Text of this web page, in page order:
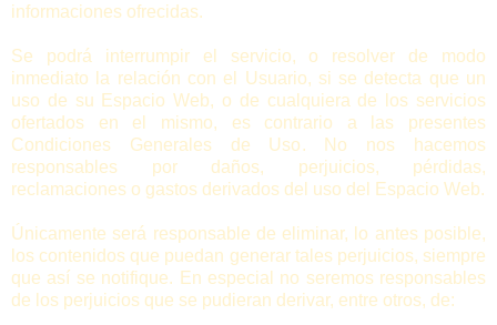
informaciones ofrecidas.
Se podrá interrumpir el servicio, o resolver de modo
inmediato la relación con el Usuario, si se detecta que un
uso de su Espacio Web, o de cualquiera de los servicios
ofertados en el mismo, es contrario a las presentes
Condiciones Generales de Uso. No nos hacemos
responsables por daños, perjuicios, pérdidas,
reclamaciones o gastos derivados del uso del Espacio Web.
Únicamente será responsable de eliminar, lo antes posible,
los contenidos que puedan generar tales perjuicios, siempre
que así se notifique. En especial no seremos responsables
de los perjuicios que se pudieran derivar, entre otros, de: